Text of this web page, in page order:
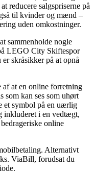
reducere salgspriserne på
til kvinder og mænd –
uden omkostninger.
sammenholde nogle
LEGO City Skiftespor
skråsikker på at opnå
at en online forretning
som kan ses som uhørt
et symbol på en uærlig
inkluderet i en vedtægt,
online
Alternativt
ViaBill, forudsat du